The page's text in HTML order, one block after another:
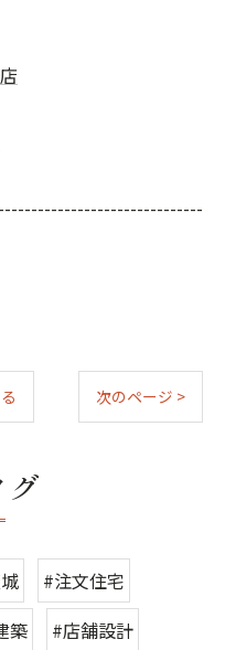
次のページ >
#注文住宅
築
#店舗設計